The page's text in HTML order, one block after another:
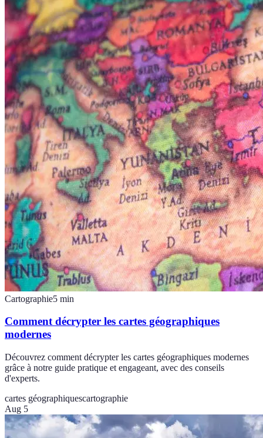
Cartographie5 min
Comment décrypter les cartes géographiques
modernes
Découvrez comment décrypter les cartes géographiques modernes
grâce à notre guide pratique et engageant, avec des conseils
d'experts.
cartes géographiquescartographie
Aug 5